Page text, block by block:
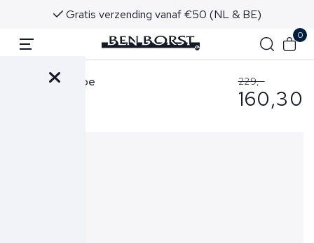
Gratis verzending vanaf €50 (NL & BE)
0
RRD Trui Taupe 229,-
160,30